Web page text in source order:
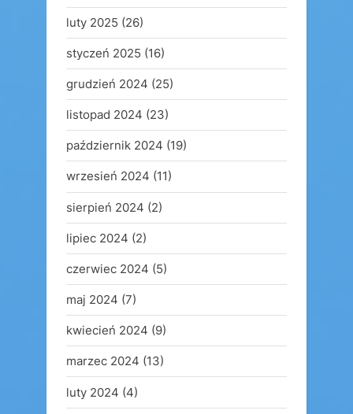
luty 2025 (26)
styczeń 2025 (16)
grudzień 2024 (25)
listopad 2024 (23)
październik 2024 (19)
wrzesień 2024 (11)
sierpień 2024 (2)
lipiec 2024 (2)
czerwiec 2024 (5)
maj 2024 (7)
kwiecień 2024 (9)
marzec 2024 (13)
luty 2024 (4)